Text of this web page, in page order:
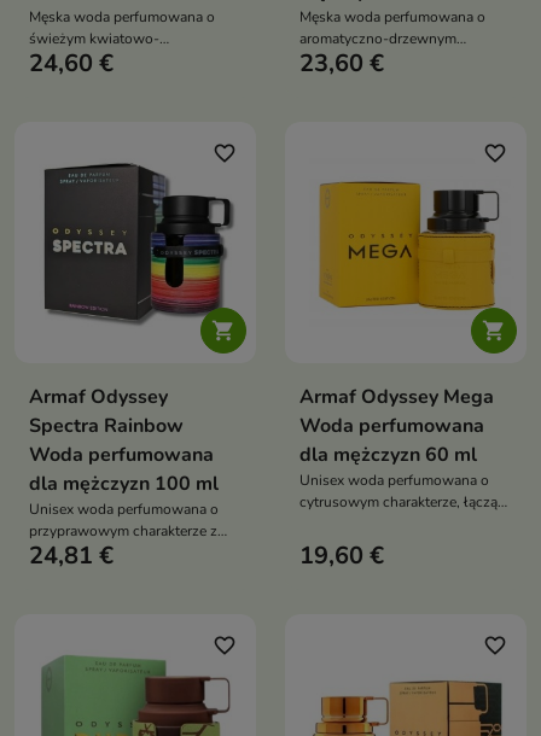
Męska woda perfumowana o
świeżym kwiatowo-
gourmandowym charakterze,
na ciepłe dni i codzienne okazje
24,60 €
Męska woda perfumowana o
aromatyczno-drzewnym
charakterze, łącząca świeżość
i drzewa sandałowego – idealna
23,60 €

favorite_border
Armaf Odyssey
Spectra Rainbow
Woda perfumowana
dla mężczyzn 100 ml
Unisex woda perfumowana o
przyprawowym charakterze z
nutami cynamonu, jabłka i
chłodniejsze miesiące
24,81 €

favorite_border
Armaf Odyssey Mega
Woda perfumowana
dla mężczyzn 60 ml
Unisex woda perfumowana o
cytrusowym charakterze, łącząca
mandarynkę z imbirem, nutami
morskimi i ciepłem bursztynu
19,60 €
favorite_border favorite_border